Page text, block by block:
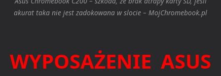
akurat taka nie jest zadokowana w slocie – MojChromebook.pl
WYPOSAŻENIE ASUS